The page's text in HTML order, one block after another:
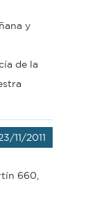
y
de la
11/2011
660,